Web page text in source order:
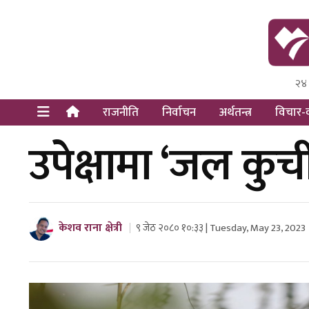
Himal
Dot
राजनीति निर्वाचन अर्थतन्त्र विचार-
उपेक्षामा ‘जल
केशव राना क्षेत्री ९ जेठ २०८० १०:३३ | Tuesday, May 23, 2023